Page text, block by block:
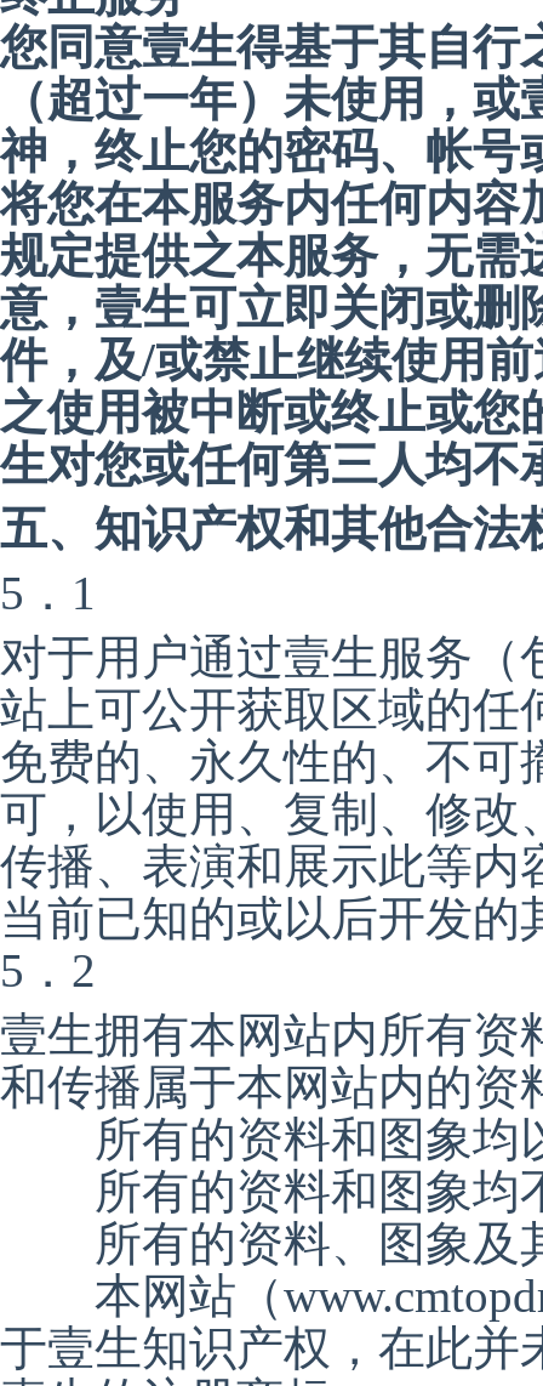
您同意壹生得基于其自行
（超过一年）未使用，
神，终止您的密码、帐号
将您在本服务内任何内容
规定提供之本服务，无需
意，壹生可立即关闭或删
件，及/或禁止继续使用
之使用被中断或终止或
生对您或任何第三人均不
五、知识产权和其他合法
5．1
对于用户通过壹生服务
站上可公开获取区域的任
免费的、永久性的、不可
可，以使用、复制、修改
传播、表演和展示此等内
当前已知的或以后开发
5．2
壹生拥有本网站内所有资
和传播属于本网站内的资
所有的资料和图象均
所有的资料和图象均
所有的资料、图象及
本网站（
于壹生知识产权，在此并